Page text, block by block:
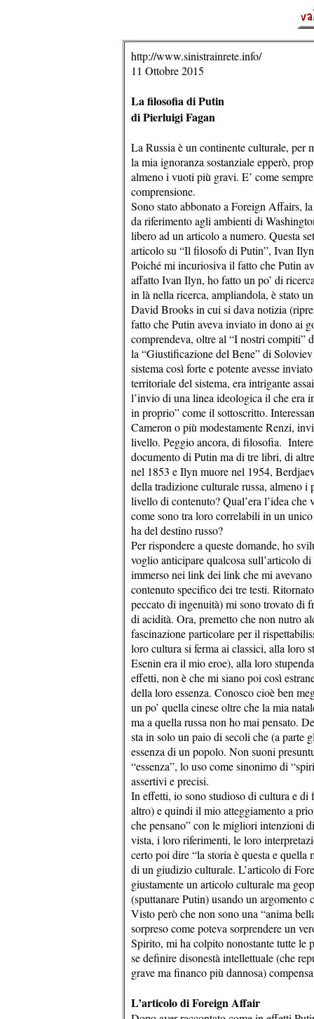
http://www.sinistrainrete.info/
11 Ottobre 2015
La filosofia di Putin
di Pierluigi Fagan
La Russia è un continente culturale,
la mia ignoranza sostanziale epperò,
almeno i vuoti più gravi. E’ come
comprensione.
Sono stato abbonato a Foreign Affairs,
da riferimento agli ambienti di
libero ad un articolo a numero. Questa
articolo su “Il filosofo di Putin”, Ivan
Poiché mi incuriosiva il fatto che Putin
affatto Ivan Ilyn, ho fatto un po’ di
in là nella ricerca, ampliandola, è stato
David Brooks in cui si dava notizia
fatto che Putin aveva inviato in dono ai
comprendeva, oltre al “I nostri compiti”
la “Giustificazione del Bene” di
sistema così forte e potente avesse
territoriale del sistema, era intrigante
l’invio di una linea ideologica il che era
in proprio” come il sottoscritto.
Cameron o più modestamente Renzi,
livello. Peggio ancora, di filosofia.
documento di Putin ma di tre libri, di
nel 1853 e Ilyn muore nel 1954,
della tradizione culturale russa, almeno
livello di contenuto? Qual’era l’idea che
come sono tra loro correlabili in un
ha del destino russo?
Per rispondere a queste domande, ho
voglio anticipare qualcosa sull’articolo
immerso nei link dei link che mi
contenuto specifico dei tre testi.
peccato di ingenuità) mi sono trovato di
di acidità. Ora, premetto che non nutro
fascinazione particolare per il
loro cultura si ferma ai classici, alla loro
Esenin era il mio eroe), alla loro
effetti, non è che mi siano poi così
della loro essenza. Conosco cioè ben
un po’ quella cinese oltre che la mia
ma a quella russa non ho mai pensato.
sta in solo un paio di secoli che (a parte
essenza di un popolo. Non suoni
“essenza”, lo uso come sinonimo di
assertivi e precisi.
In effetti, io sono studioso di cultura e
altro) e quindi il mio atteggiamento a
che pensano” con le migliori intenzioni
vista, i loro riferimenti, le loro
certo poi dire “la storia è questa e quella
di un giudizio culturale. L’articolo di
giustamente un articolo culturale ma
(sputtanare Putin) usando un
Visto però che non sono una “anima
sorpreso come poteva sorprendere un
Spirito, mi ha colpito nonostante tutte le
se definire disonestà intellettuale (che
grave ma financo più dannosa)
L’articolo di Foreign Affair